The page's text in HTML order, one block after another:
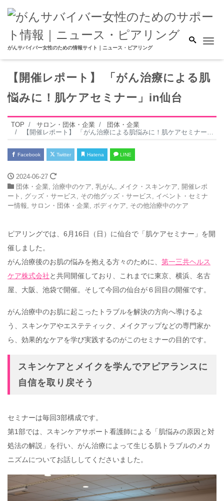
がんサバイバー女性のための情報サイト｜ニュース・ピアリング
【開催レポート】 「がん治療による肌
悩みに！肌ケアセミナー」in仙台
TOP サロン・団体・企業
団体・企業
【開催レポート】 「がん治療による肌悩みに！肌ケアセミナー」in仙台
Facebook Twitter Hatena LINE
2024-06-27
団体・企業, 治療中のケア, 乳がん, メイク・スキンケア, 開催レポ
ート , グッズ・サービス , その他グッズ・サービス , イベント・セミナ
ー情報, サロン・団体・企業, ボディケア, その他治療中のケア
ピアリングでは、6月16日（日）に仙台で「肌ケアセミナー」を開
催しました。
がん治療後のお肌の悩みを抱える方々のために、 第一三共ヘルス
ケア株式会社と共同開催しており、これまでに東京、横浜、名古
屋、大阪、池袋で開催。そして今回の仙台が６回目の開催です。
がん治療中のお肌に起こったトラブルを解決の方向へ導けるよ
う、スキンケアやエステティック、メイクアップなどの専門家か
ら、効果的なケアを学び実践するのがこのセミナーの目的です。
スキンケアとメイクを学んでアピアランスに
自信を取り戻そう
セミナーは毎回3部構成です。
第1部では、スキンケアサポート看護師による「肌悩みの原因と対
処法の解説」を行い、がん治療によって生じる肌トラブルのメカ
ニズムについてお話ししてくださいました。